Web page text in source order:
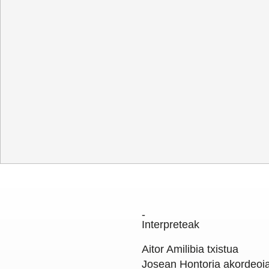
Gardentasuna / Kontratazioa /
Interpreteak
Aitor Amilibia txistua
Josean Hontoria